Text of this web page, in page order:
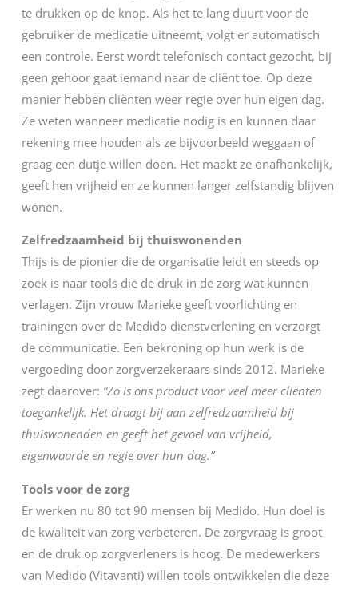
te drukken op de knop. Als het te lang duurt voor de
gebruiker de medicatie uitneemt, volgt er automatisch
een controle. Eerst wordt telefonisch contact gezocht, bij
geen gehoor gaat iemand naar de cliënt toe. Op deze
manier hebben cliënten weer regie over hun eigen dag.
Ze weten wanneer medicatie nodig is en kunnen daar
rekening mee houden als ze bijvoorbeeld weggaan of
graag een dutje willen doen. Het maakt ze onafhankelijk,
geeft hen vrijheid en ze kunnen langer zelfstandig blijven
wonen.
Zelfredzaamheid bij thuiswonenden
Thijs is de pionier die de organisatie leidt en steeds op
zoek is naar tools die de druk in de zorg wat kunnen
verlagen. Zijn vrouw Marieke geeft voorlichting en
trainingen over de Medido dienstverlening en verzorgt
de communicatie. Een bekroning op hun werk is de
vergoeding door zorgverzekeraars sinds 2012. Marieke
zegt daarover: “Zo is ons product voor veel meer cliënten
toegankelijk. Het draagt bij aan zelfredzaamheid bij
thuiswonenden en geeft het gevoel van vrijheid,
eigenwaarde en regie over hun dag.”
Tools voor de zorg
Er werken nu 80 tot 90 mensen bij Medido. Hun doel is
de kwaliteit van zorg verbeteren. De zorgvraag is groot
en de druk op zorgverleners is hoog. De medewerkers
van Medido (Vitavanti) willen tools ontwikkelen die deze